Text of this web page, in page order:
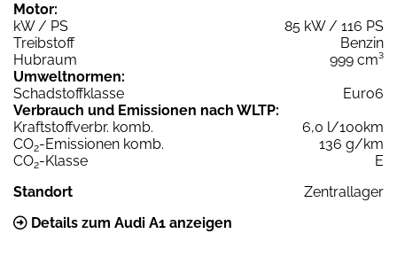
Motor:
kW / PS
85 kW / 116 PS
Treibstoff
Benzin
Hubraum
999 cm³
Umweltnormen:
Schadstoffklasse
Euro6
Verbrauch und Emissionen nach WLTP:
Kraftstoffverbr. komb.
6,0 l/100km
CO2-Emissionen komb.
136 g/km
CO2-Klasse
E
Standort
Zentrallager
Details zum Audi A1 anzeigen